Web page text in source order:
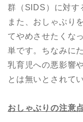
群（SIDS）に対す
また、おしゃぶり
てやめさせたくな
単です。ちなみに
乳育児への悪影響
とは無いとされて
おしゃぶりの注意点